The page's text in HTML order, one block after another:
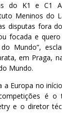
do K1 e C1
Meninos do
disputas fora
focada e
Mundo”,
em Praga,
Mundo.
a Europa no
é o
e o diretor